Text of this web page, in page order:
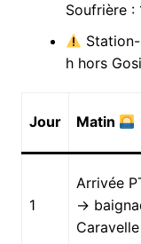
Soufrière :
h hors
Jour Matin
1
Arrivée
→
Caravelle